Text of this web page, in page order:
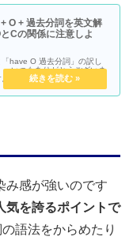
O + 過去分詞を英文解
Cの関係に注意しよ
have O 過去分詞」の訳し
● いつもありがとうございま
英語の単元に「原形不定
動詞(make / have / let) があ
っている英語学習者も多
み感が強いのです
気を誇るポイントで
語法をからめたり